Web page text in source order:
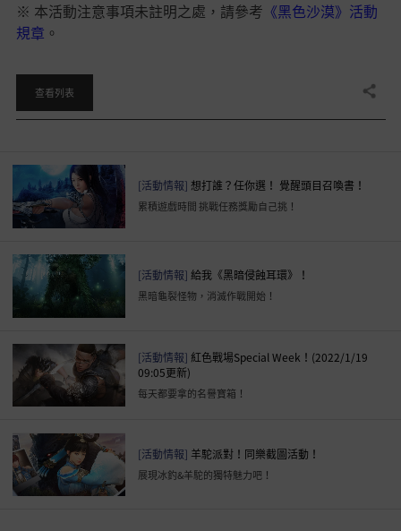
※ 本‌活‌動‌注‌意‌事‌項‌未‌註‌明‌之‌處‌，‌請‌參‌考 《黑‌色‌沙‌漠》‌活‌動‌
規‌章 。
查看列表 分享
[活動情報] 想打誰？任你選！ 覺醒頭目召喚書！
累積遊戲時間 挑戰任務獎勵自己挑！
[活動情報] 給我《黑暗侵蝕耳環》！
黑暗龜裂怪物，消滅作戰開始！
[活動情報] 紅色戰場Special Week！(2022/1/19
09:05更新)
每天都要拿的名譽寶箱！
[活動情報] 羊駝派對！同樂截圖活動！
展現冰釣&羊駝的獨特魅力吧！